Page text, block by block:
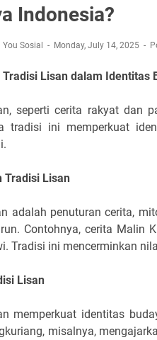
Indonesia?
Sosial Monday, July 14, 2025
Lisan dalam Identitas
seperti cerita rakyat dan
tradisi ini memperkuat
Tradisi Lisan
adalah penuturan cerita,
Contohnya, cerita Malin
Tradisi ini mencerminkan
Lisan
memperkuat identitas
misalnya,